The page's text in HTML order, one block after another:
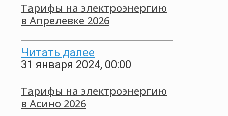
Тарифы на электроэнергию
в Апрелевке 2026
Читать далее
31 января 2024, 00:00
Тарифы на электроэнергию
в Асино 2026